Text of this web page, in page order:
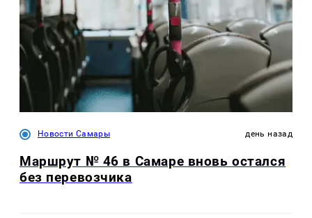
Новости Самары день назад
Маршрут № 46 в Самаре вновь остался
без перевозчика